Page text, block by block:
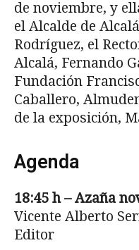
de noviembre, y
el Alcalde de
Rodríguez, el
Alcalá, Fernando
Fundación
Caballero,
de la exposición,
Agenda
18:45 h – Azaña
Vicente Alberto
Editor